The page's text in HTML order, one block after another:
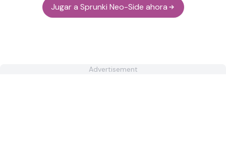
Jugar a Sprunki Neo-Side ahora
Advertisement